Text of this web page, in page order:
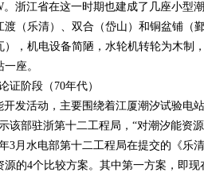
。浙江省在这一时期也建成了几座小型
（乐清）、双合（岱山）和铜盆铺（
，机电设备简陋，水轮机转轮为木制
座。
阶段（70年代）
发活动，主要围绕着江厦潮汐试验电
该部驻浙第十二工程局，“对潮汐能资
3月水电部第十二工程局在提交的《乐
的4个比较方案。其中第一方案，即